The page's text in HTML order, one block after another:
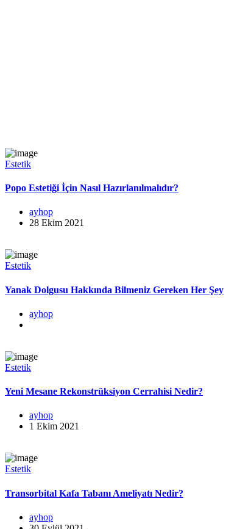
Estetik
Popo Estetiği İçin Nasıl Hazırlanılmalıdır?
ayhop
28 Ekim 2021
Estetik
Yanak Dolgusu Hakkında Bilmeniz Gereken Her Şey
ayhop
Estetik
Yeni Mesane Rekonstrüksiyon Cerrahisi Nedir?
ayhop
1 Ekim 2021
Estetik
Transorbital Kafa Tabanı Ameliyatı Nedir?
ayhop